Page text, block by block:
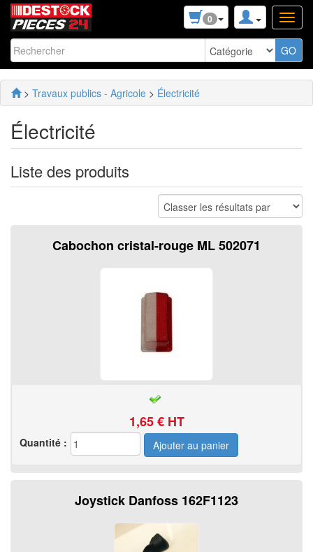
0
> Travaux publics - Agricole > Électricité
Électricité
Liste des produits
Cabochon cristal-rouge ML 502071
1,65€ HT
Quantité :
Joystick Danfoss 162F1123